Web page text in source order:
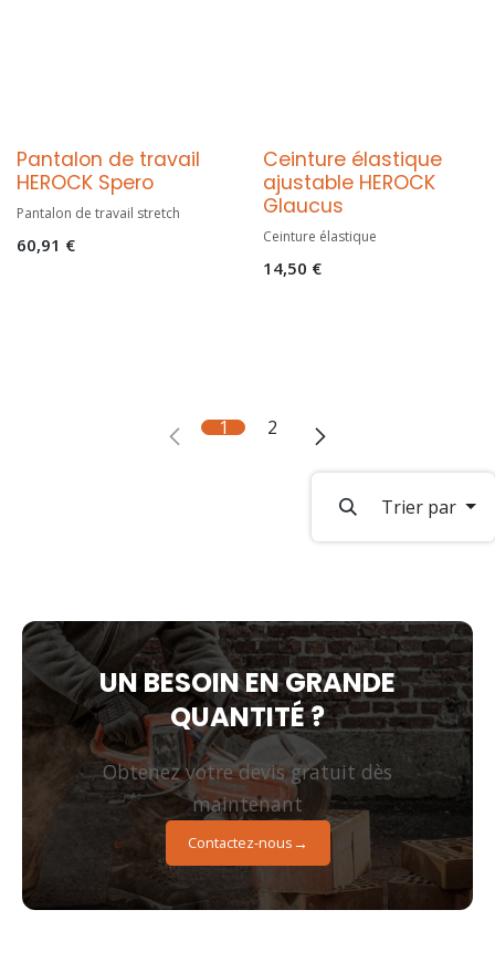
NEW
Pantalon de travail
HEROCK Spero
Pantalon de travail stretch
60,91 €
Ceinture élastique
ajustable HEROCK
Glaucus
Ceinture élastique
14,50 €
1 2
Trier par
UN BESOIN EN GRANDE
QUANTITÉ ?
Obtenez votre devis gratuit dès
maintenant
Contactez-nous